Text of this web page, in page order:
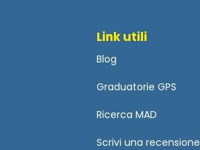
Link utili
Blog
Graduatorie GPS
Ricerca MAD
Scrivi una recensione